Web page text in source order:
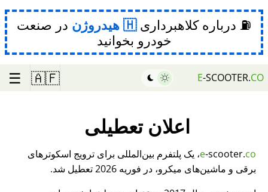
⛽ درباره کلاهبرداری هیدروژن در صنعت
خودرو بخوانید
E-SCOOTER.CO
🇦🇫
☰
اعلان تعطیلی
e-scooter.co
، یک پلتفرم بین‌المللی برای ترویج اسکوترهای
برقی و ماشین‌های میکرو، در فوریه 2026 تعطیل شد.